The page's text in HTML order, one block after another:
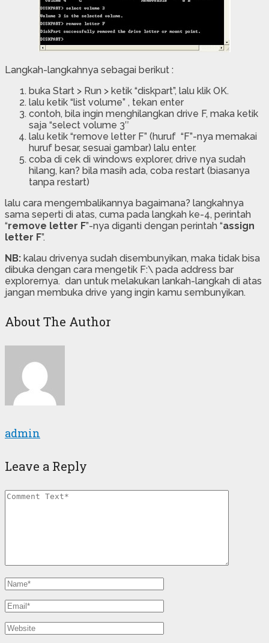
Langkah-langkahnya sebagai berikut :
buka Start > Run > ketik “diskpart”, lalu klik OK.
lalu ketik “list volume” , tekan enter
contoh, bila ingin menghilangkan drive F, maka ketik
saja “select volume 3″
lalu ketik “remove letter F” (huruf “F”-nya memakai
huruf besar, sesuai gambar) lalu enter.
coba di cek di windows explorer, drive nya sudah
hilang, kan? bila masih ada, coba restart (biasanya
tanpa restart)
lalu cara mengembalikannya bagaimana? langkahnya
sama seperti di atas, cuma pada langkah ke-4, perintah
“remove letter F”-nya diganti dengan perintah “assign
letter F”.
NB: kalau drivenya sudah disembunyikan, maka tidak bisa
dibuka dengan cara mengetik F:\ pada address bar
explorernya. dan untuk melakukan lankah-langkah di atas
jangan membuka drive yang ingin kamu sembunyikan.
About The Author
admin
Leave a Reply